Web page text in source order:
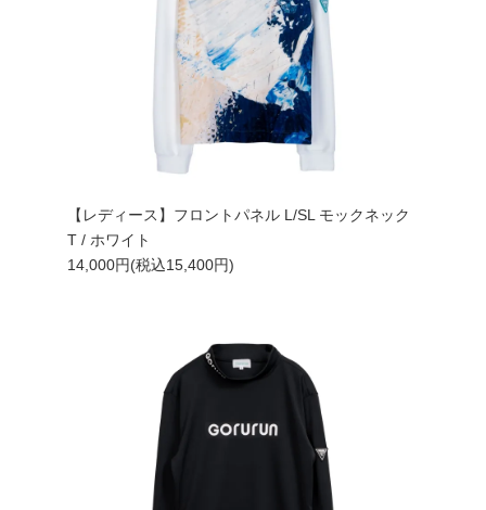
【レディース】フロントパネル L/SL モックネック
T / ホワイト
14,000円(税込15,400円)